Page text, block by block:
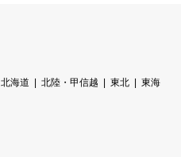
北海道 北陸・甲信越 東北
東海